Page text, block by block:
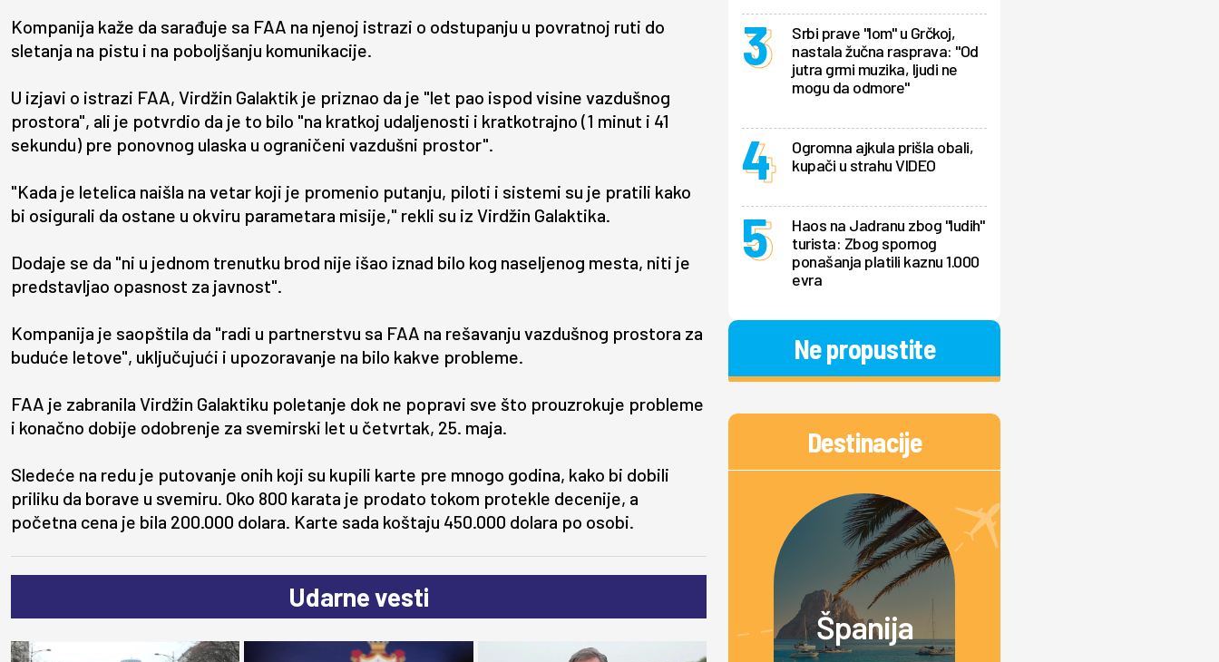
Kompanija kaže da sarađuje sa FAA na njenoj istrazi o odstupanju u povratnoj ruti do
sletanja na pistu i na poboljšanju komunikacije.
U izjavi o istrazi FAA, Virdžin Galaktik je priznao da je "let pao ispod visine vazdušnog
prostora", ali je potvrdio da je to bilo "na kratkoj udaljenosti i kratkotrajno (1 minut i 41
sekundu) pre ponovnog ulaska u ograničeni vazdušni prostor".
"Kada je letelica naišla na vetar koji je promenio putanju, piloti i sistemi su je pratili kako
bi osigurali da ostane u okviru parametara misije," rekli su iz Virdžin Galaktika.
Dodaje se da "ni u jednom trenutku brod nije išao iznad bilo kog naseljenog mesta, niti je
predstavljao opasnost za javnost".
Kompanija je saopštila da "radi u partnerstvu sa FAA na rešavanju vazdušnog prostora za
buduće letove", uključujući i upozoravanje na bilo kakve probleme.
FAA je zabranila Virdžin Galaktiku poletanje dok ne popravi sve što prouzrokuje probleme
i konačno dobije odobrenje za svemirski let u četvrtak, 25. maja.
Sledeće na redu je putovanje onih koji su kupili karte pre mnogo godina, kako bi dobili
priliku da borave u svemiru. Oko 800 karata je prodato tokom protekle decenije, a
početna cena je bila 200.000 dolara. Karte sada koštaju 450.000 dolara po osobi.
Udarne vesti
Srbi prave "lom" u Grčkoj,
nastala žučna rasprava: "Od
jutra grmi muzika, ljudi ne
mogu da odmore"
Ogromna ajkula prišla obali,
kupači u strahu VIDEO
Haos na Jadranu zbog "ludih"
turista: Zbog spornog
ponašanja platili kaznu 1.000
evra
Ne propustite
Destinacije
Španija